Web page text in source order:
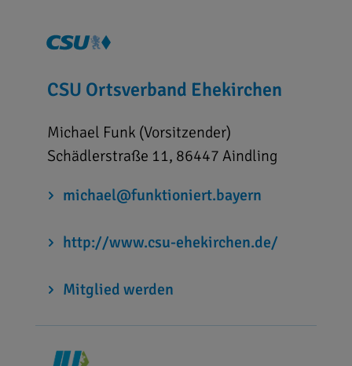
CSU Ortsverband Ehekirchen
Michael Funk (Vorsitzender)
Schädlerstraße 11, 86447 Aindling
michael@funktioniert.bayern
http://www.csu-ehekirchen.de/
Mitglied werden